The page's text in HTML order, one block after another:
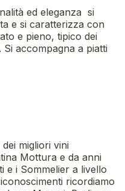
ed eleganza si
e si caratterizza con
e pieno, tipico dei
accompagna a piatti
migliori vini
Mottura e da anni
e i Sommelier a livello
ricordiamo